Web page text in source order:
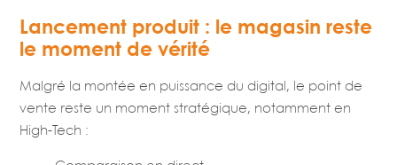
Lancement produit : le magasin reste
le moment de vérité
Malgré la montée en puissance du digital, le point de
vente reste un moment stratégique, notamment en
High-Tech :